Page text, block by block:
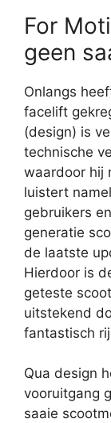
For
geen
Onlangs
facelift
(design) is
technische
waardoor hij
luistert
gebruikers
generatie
de laatste
Hierdoor is
geteste
uitstekend
fantastisch
Qua design
vooruitgang
saaie